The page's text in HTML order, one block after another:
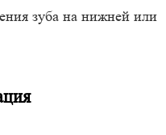
зуба на нижней или